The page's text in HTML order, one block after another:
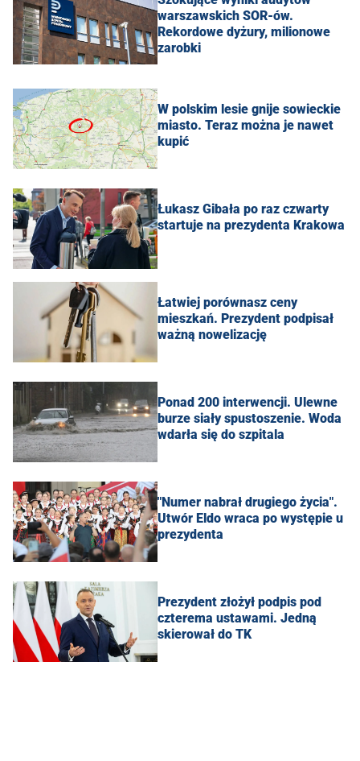
warszawskich SOR-ów.
Rekordowe dyżury, milionowe
zarobki
W polskim lesie gnije sowieckie
miasto. Teraz można je nawet
kupić
Łukasz Gibała po raz czwarty
startuje na prezydenta Krakowa
Łatwiej porównasz ceny
mieszkań. Prezydent podpisał
ważną nowelizację
Ponad 200 interwencji. Ulewne
burze siały spustoszenie. Woda
wdarła się do szpitala
"Numer nabrał drugiego życia".
Utwór Eldo wraca po występie u
prezydenta
Prezydent złożył podpis pod
czterema ustawami. Jedną
skierował do TK